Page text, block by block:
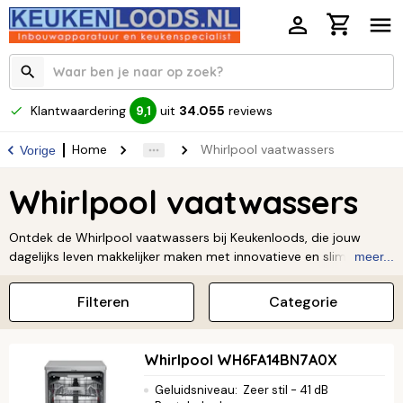
Klantwaardering 9,1 uit 34.055 reviews
Vorige Home Whirlpool vaatwassers
Whirlpool vaatwassers
Ontdek de Whirlpool vaatwassers bij Keukenloods, die jouw
dagelijks leven makkelijker maken met innovatieve en slimme
vaatwasser het programma automatisch aan op de vuilgraad,
waardoor je tijd, water en energie bespaart. Kies voor het
betrouwbare gemak en de krachtige reiniging van Whirlpool en
houd meer tijd over voor wat echt belangrijk is.Lees verder ↓
meer...
Categorie
Filteren
Whirlpool WH6FA14BN7A0X
Geluidsniveau: Zeer stil - 41 dB